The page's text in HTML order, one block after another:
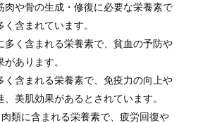
肉や骨の生成・修復に必要な栄養素で
含まれています。
多く含まれる栄養素で、貧血の予防や
あります。
く含まれる栄養素で、免疫力の向上や
、美肌効果があるとされています。
類に含まれる栄養素で、疲労回復や